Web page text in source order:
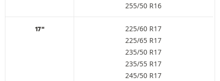
255/50 R16
17"
225/60 R17
225/65 R17
235/50 R17
235/55 R17
245/50 R17